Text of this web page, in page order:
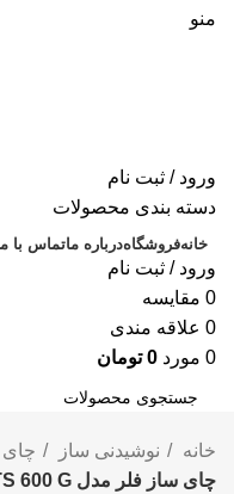
منو
ورود / ثبت نام
دسته بندی محصولات
خانهفروشگاهدرباره ماتماس با
ورود / ثبت نام
0 مقايسه
0 علاقه مندی
0 مورد 0 تومان
جستجوخانه نوشیدنی ساز
چای
چای ساز فلر مدل FELLER TS 600 G